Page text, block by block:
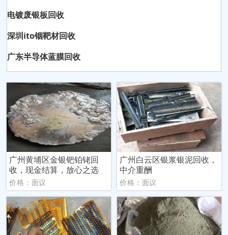
电镀废银板回收
深圳ito铟靶材回收
广东半导体蓝膜回收
广州黄埔区金银钯铂铑回
收，现金结算，放心之选
价格：面议
广州白云区银浆银泥回收，
中介重酬
价格：面议